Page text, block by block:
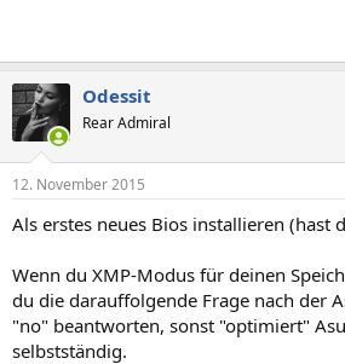
Odessit
Rear Admiral
12. November 2015
Als erstes neues Bios installieren (hast
Wenn du XMP-Modus für deinen
du die darauffolgende Frage nach der
"no" beantworten, sonst "optimiert"
selbstständig.